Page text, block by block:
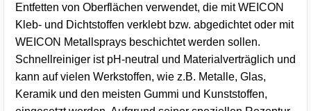
Entfetten von Oberflächen verwendet, die mit WEICON
Kleb- und Dichtstoffen verklebt bzw. abgedichtet oder mit
WEICON Metallsprays beschichtet werden sollen.
Schnellreiniger ist pH-neutral und Materialverträglich und
kann auf vielen Werkstoffen, wie z.B. Metalle, Glas,
Keramik und den meisten Gummi und Kunststoffen,